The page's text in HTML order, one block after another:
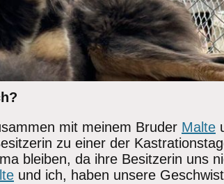
mit meinem Bruder Malte
zu einer der
bleiben, da ihre Besitzerin uns
und ich, haben unsere